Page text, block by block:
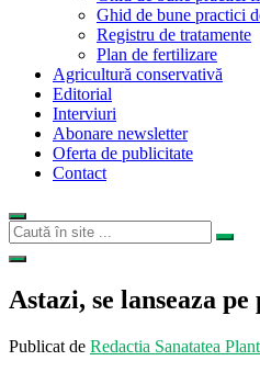
Ghid de bune practici
Registru de tratamente
Plan de fertilizare
Agricultură conservativă
Editorial
Interviuri
Abonare newsletter
Oferta de publicitate
Contact
Astazi, se lanseaza
Publicat de Redactia Sanatatea